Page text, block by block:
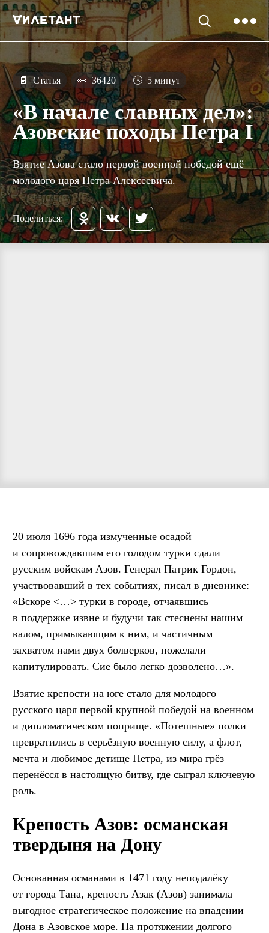
📄 Статья 👀 36420 🕓 5 минут
«В начале славных дел»:
Азовские походы Петра I
Взятие Азова стало первой военной победой ещё
молодого царя Петра Алексеевича.
Поделиться:
20 июля 1696 года измученные осадой
и сопровождавшим его голодом турки сдали
русским войскам Азов. Генерал Патрик Гордон,
участвовавший в тех событиях, писал в дневнике:
«Вскоре <…> турки в городе, отчаявшись
в поддержке извне и будучи так стеснены нашим
валом, примыкающим к ним, и частичным
захватом нами двух болверков, пожелали
капитулировать. Сие было легко дозволено…».
Взятие крепости на юге стало для молодого
русского царя первой крупной победой на военном
и дипломатическом поприще. «Потешные» полки
превратились в серьёзную военную силу, а флот,
мечта и любимое детище Петра, из мира грёз
перенёсся в настоящую битву, где сыграл ключевую
роль.
Крепость Азов: османская
твердыня на Дону
Основанная османами в 1471 году неподалёку
от города Тана, крепость Азак (Азов) занимала
выгодное стратегическое положение на впадении
Дона в Азовское море. На протяжении долгого